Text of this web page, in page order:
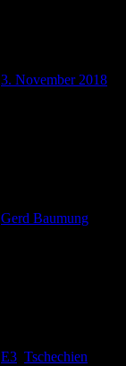
3. November 2018
Gerd Baumung
E3 Tschechien